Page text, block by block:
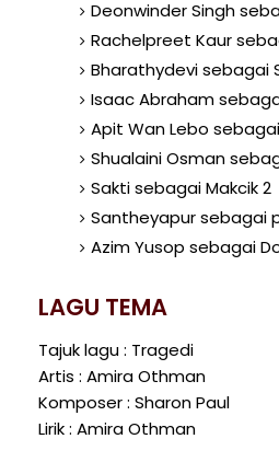
Deonwinder Singh
Rachelpreet Kaur
Bharathydevi sebagai
Isaac Abraham
Apit Wan Lebo
Shualaini Osman
Sakti sebagai Makcik 2
Santheyapur sebagai
Azim Yusop sebagai
LAGU TEMA
Tajuk lagu : Tragedi
Artis : Amira Othman
Komposer : Sharon Paul
Lirik : Amira Othman